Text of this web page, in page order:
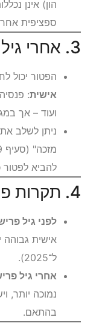
הכנסות
הון) אינן
ספציפית
הפטור יכול
אישית:
ועוד – אך
ניתן לשלב
להביא לפטור
לפני גיל
ל־2025).
אחרי גיל
נמוכה יותר,